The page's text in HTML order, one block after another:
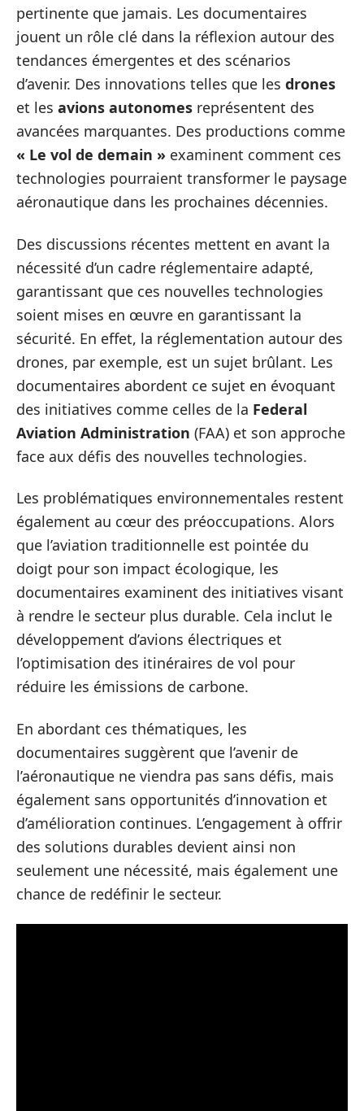
pertinente que jamais. Les documentaires
jouent un rôle clé dans la réflexion autour des
tendances émergentes et des scénarios
d’avenir. Des innovations telles que les drones
et les avions autonomes représentent des
avancées marquantes. Des productions comme
« Le vol de demain » examinent comment ces
technologies pourraient transformer le paysage
aéronautique dans les prochaines décennies.
Des discussions récentes mettent en avant la
nécessité d’un cadre réglementaire adapté,
garantissant que ces nouvelles technologies
soient mises en œuvre en garantissant la
sécurité. En effet, la réglementation autour des
drones, par exemple, est un sujet brûlant. Les
documentaires abordent ce sujet en évoquant
des initiatives comme celles de la Federal
Aviation Administration (FAA) et son approche
face aux défis des nouvelles technologies.
Les problématiques environnementales restent
également au cœur des préoccupations. Alors
que l’aviation traditionnelle est pointée du
doigt pour son impact écologique, les
documentaires examinent des initiatives visant
à rendre le secteur plus durable. Cela inclut le
développement d’avions électriques et
l’optimisation des itinéraires de vol pour
réduire les émissions de carbone.
En abordant ces thématiques, les
documentaires suggèrent que l’avenir de
l’aéronautique ne viendra pas sans défis, mais
également sans opportunités d’innovation et
d’amélioration continues. L’engagement à offrir
des solutions durables devient ainsi non
seulement une nécessité, mais également une
chance de redéfinir le secteur.